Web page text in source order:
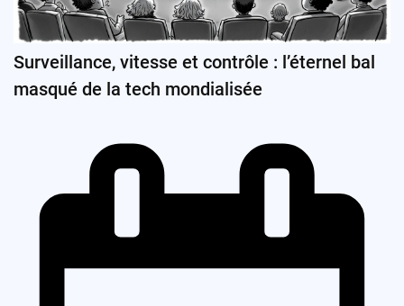
Surveillance, vitesse et contrôle : l’éternel bal
masqué de la tech mondialisée